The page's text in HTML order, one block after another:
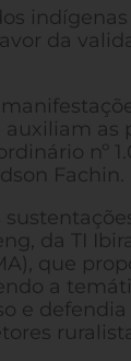
da
auxiliam
nº
Fachin.
da TI
que
a
e